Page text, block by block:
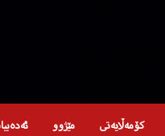
کۆمەڵایەتی مێژوو